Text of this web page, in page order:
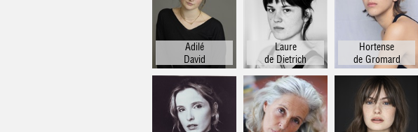
Adilé
David
Laure
de Dietrich
Hortense
de Gromard